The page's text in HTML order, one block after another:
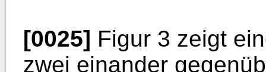
[0025] Figur 3 zeigt
zwei einander